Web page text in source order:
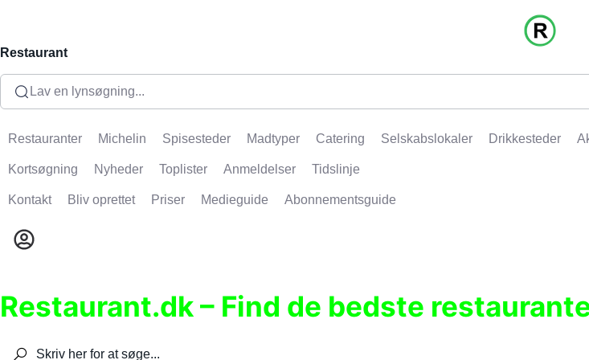
Restaurant
Lav en lynsøgning...
Restauranter Michelin Spisesteder Madtyper Catering Selskabslokaler Drikkesteder
Kortsøgning Nyheder Toplister Anmeldelser Tidslinje
Kontakt Bliv oprettet Priser Medieguide Abonnementsguide
Restaurant.dk – Find de bedste